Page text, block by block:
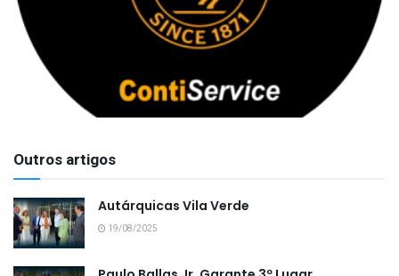
Outros artigos
Autárquicas Vila Verde
19/08/2025